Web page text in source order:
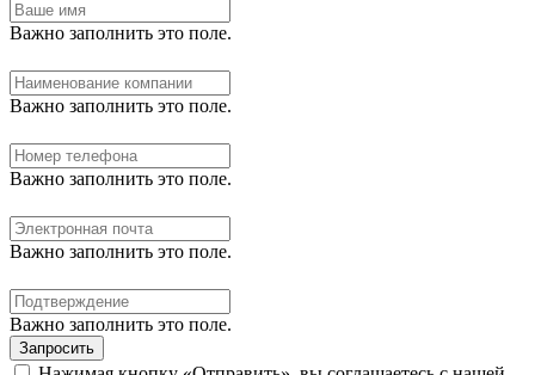
Важно заполнить это поле.
Важно заполнить это поле.
Важно заполнить это поле.
Важно заполнить это поле.
Важно заполнить это поле.
Запросить